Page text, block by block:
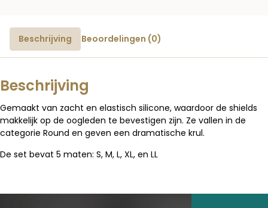
Beschrijving Beoordelingen (0)
Beschrijving
Gemaakt van zacht en elastisch silicone, waardoor de shields
makkelijk op de oogleden te bevestigen zijn. Ze vallen in de
categorie Round en geven een dramatische krul.
De set bevat 5 maten: S, M, L, XL, en LL